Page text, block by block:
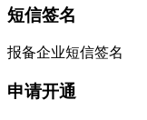
短信签名
报备企业短信签名
申请开通